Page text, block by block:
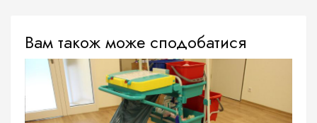
Вам також може сподобатися